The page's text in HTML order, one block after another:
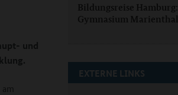
und
Bildungsreise Hamburg:
Gymnasium Marienthal
EXTERNE LINKS